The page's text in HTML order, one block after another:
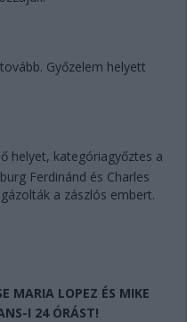
Győzelem helyett
helyet, kategóriagyőztes a
Ferdinánd és Charles
a zászlós embert.
MARIA LOPEZ ÉS MIKE
I 24 ÓRÁST!